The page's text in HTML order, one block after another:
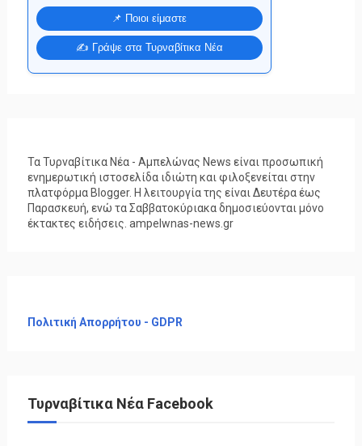
📌 Ποιοι είμαστε
✍️ Γράψε στα Τυρναβίτικα Νέα
Τα Τυρναβίτικα Νέα - Αμπελώνας News είναι προσωπική
ενημερωτική ιστοσελίδα ιδιώτη και φιλοξενείται στην
πλατφόρμα Blogger. Η λειτουργία της είναι Δευτέρα έως
Παρασκευή, ενώ τα Σαββατοκύριακα δημοσιεύονται μόνο
έκτακτες ειδήσεις. ampelwnas-news.gr
Πολιτική Απορρήτου - GDPR
Τυρναβίτικα Νέα Facebook